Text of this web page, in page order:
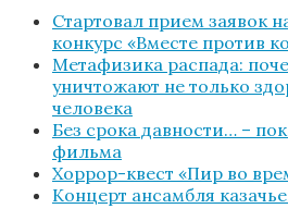
Стартовал прием заявок
конкурс «Вместе против
Метафизика распада:
уничтожают не только
человека
Без срока давности… –
фильма
Хоррор-квест «Пир во
Концерт ансамбля